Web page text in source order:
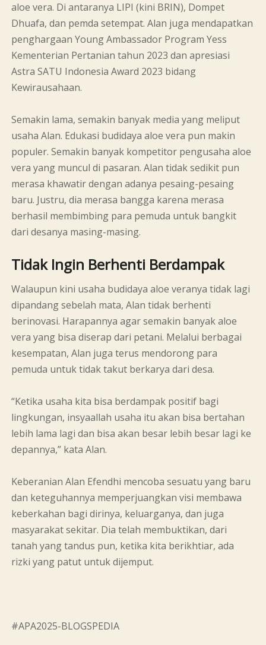
aloe vera. Di antaranya LIPI (kini BRIN), Dompet
Dhuafa, dan pemda setempat. Alan juga mendapatkan
penghargaan Young Ambassador Program Yess
Kementerian Pertanian tahun 2023 dan apresiasi
Astra SATU Indonesia Award 2023 bidang
Kewirausahaan.
Semakin lama, semakin banyak media yang meliput
usaha Alan. Edukasi budidaya aloe vera pun makin
populer. Semakin banyak kompetitor pengusaha aloe
vera yang muncul di pasaran. Alan tidak sedikit pun
merasa khawatir dengan adanya pesaing-pesaing
baru. Justru, dia merasa bangga karena merasa
berhasil membimbing para pemuda untuk bangkit
dari desanya masing-masing.
Tidak Ingin Berhenti Berdampak
Walaupun kini usaha budidaya aloe veranya tidak lagi
dipandang sebelah mata, Alan tidak berhenti
berinovasi. Harapannya agar semakin banyak aloe
vera yang bisa diserap dari petani. Melalui berbagai
kesempatan, Alan juga terus mendorong para
pemuda untuk tidak takut berkarya dari desa.
“Ketika usaha kita bisa berdampak positif bagi
lingkungan, insyaallah usaha itu akan bisa bertahan
lebih lama lagi dan bisa akan besar lebih besar lagi ke
depannya,” kata Alan.
Keberanian Alan Efendhi mencoba sesuatu yang baru
dan keteguhannya memperjuangkan visi membawa
keberkahan bagi dirinya, keluarganya, dan juga
masyarakat sekitar. Dia telah membuktikan, dari
tanah yang tandus pun, ketika kita berikhtiar, ada
rizki yang patut untuk dijemput.
#APA2025-BLOGSPEDIA